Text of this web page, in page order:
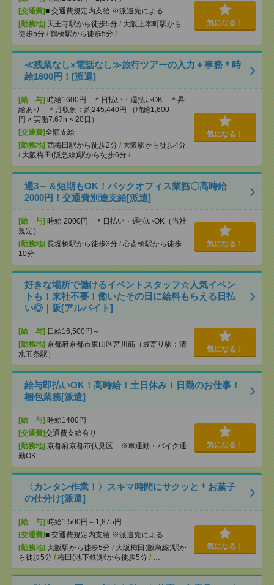
[交通費]■ 交通費規定内支給 ※派遣先による
[勤務地] 天王寺駅から徒歩5分 / 大阪上本町駅から
徒歩5分 / 鶴橋駅から徒歩5分 / …
気になる！
≪残業なし×電話なし≫旅行ツアーの入力＋事務＊時
給1600円！[派遣]
[給 与] 時給1600円 ＊日払い・週払いOK ＊昇
給あり ＊月収例：約245,440円 （時給1,600
円 × 実働7.67h × 20日）
[交通費]全額支給
[勤務地] 西梅田駅から徒歩2分 / 大阪駅から徒歩4分
/ 大阪梅田(阪急線)駅から徒歩6分 / …
気になる！
週3～＆短期もOK！バックオフィス業務〇高時給
2000円！交通費別途支給[派遣]
[給 与] 時給 2000円 ＊日払い・週払いOK（当社
規定）
[勤務地] 長堀橋駅から徒歩3分 / 心斎橋駅から徒歩
10分
気になる！
好きな場所で働けるイベントスタッフ☆人気イベン
トも！来社不要！働いたその日に給料もらえる日払
い◎｜阪[アルバイト]
[給 与] 日給16,500円～
[勤務地] 京都府京都市東山区宮川筋（最寄り駅：清
水五条駅）
気になる！
給与即払いOK！高時給！土日休み！日勤のお仕事！
梱包業務[派遣]
[給 与] 時給1400円
[交通費]交通費支給有り
[勤務地] 京都府京都市伏見区 ※車通勤・バイク通
勤OK
気になる！
〈カンタン作業！〉スキマ時間にサクッと＊お菓子
の仕分け[派遣]
[給 与] 時給1,500円～1,875円
[交通費]■ 交通費規定内支給 ※派遣先による
[勤務地] 大阪駅から徒歩5分 / 大阪梅田(阪急線)駅か
ら徒歩5分 / 梅田(地下鉄)駅から徒歩5分 / …
気になる！